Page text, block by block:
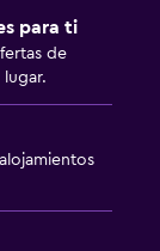
para ti
de